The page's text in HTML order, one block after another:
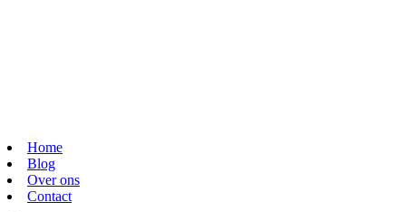
Home
Blog
Over ons
Contact